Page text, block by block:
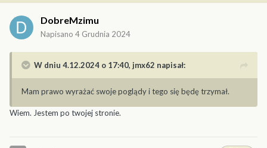
DobreMzimu
Napisano 4 Grudnia 2024
W dniu 4.12.2024 o 17:40, jmx62 napisał:
Mam prawo wyrażać swoje poglądy i tego się będę trzymał.
Wiem. Jestem po twojej stronie.